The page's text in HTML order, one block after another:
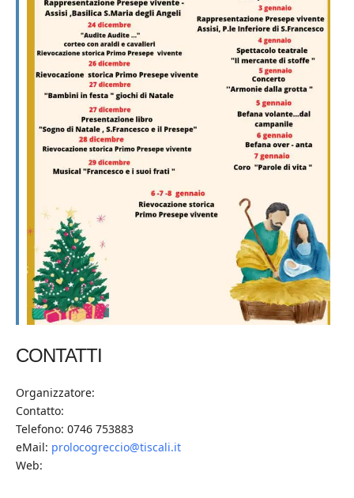
CONTATTI
Organizzatore:
Contatto:
Telefono: 0746 753883
eMail: prolocogreccio@tiscali.it
Web: